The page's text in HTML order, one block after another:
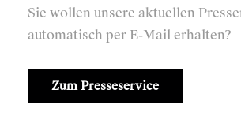
Sie wollen unsere aktuellen
automatisch per E-Mail erhalten?
Zum Presseservice